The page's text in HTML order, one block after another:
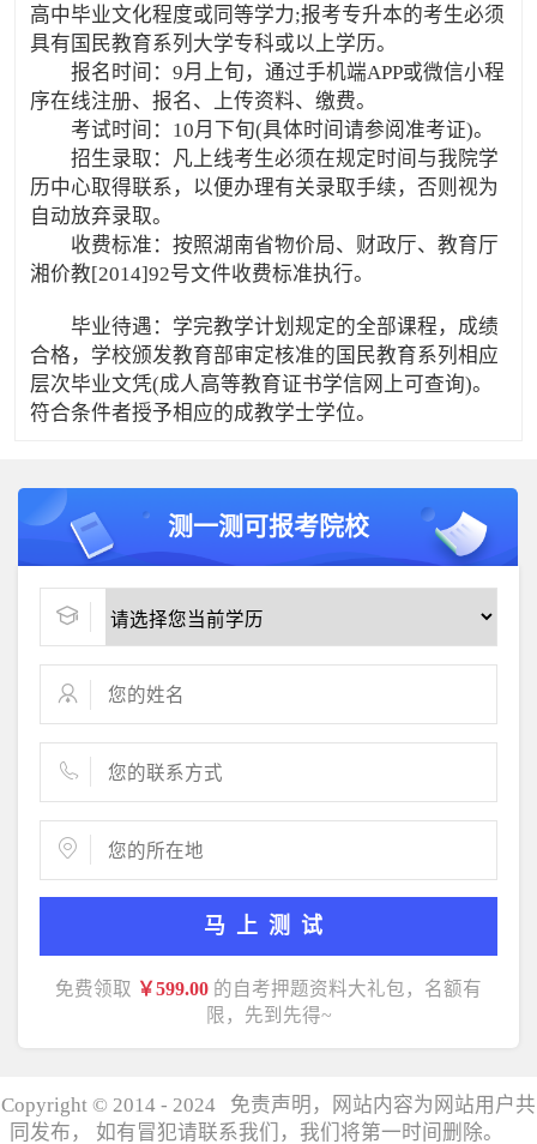
高中毕业文化程度或同等学力;报考专升本的考生必须
具有国民教育系列大学专科或以上学历。
报名时间：9月上旬，通过手机端APP或微信小程
序在线注册、报名、上传资料、缴费。
考试时间：10月下旬(具体时间请参阅准考证)。
招生录取：凡上线考生必须在规定时间与我院学
历中心取得联系，以便办理有关录取手续，否则视为
自动放弃录取。
收费标准：按照湖南省物价局、财政厅、教育厅
湘价教[2014]92号文件收费标准执行。
毕业待遇：学完教学计划规定的全部课程，成绩
合格，学校颁发教育部审定核准的国民教育系列相应
层次毕业文凭(成人高等教育证书学信网上可查询)。
符合条件者授予相应的成教学士学位。
测一测可报考院校
马上测试
免费领取 ￥599.00 的自考押题资料大礼包，名额有
限，先到先得~
Copyright © 2014 - 2024 免责声明，网站内容为网站用户共
同发布， 如有冒犯请联系我们，我们将第一时间删除。